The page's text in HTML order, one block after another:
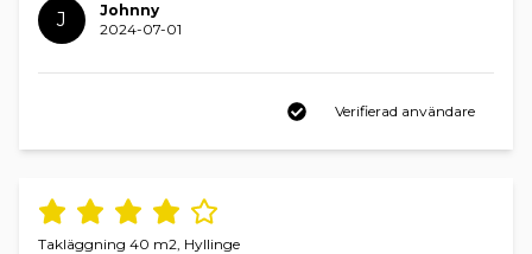
J
Johnny
2024-07-01
Verifierad användare
Takläggning 40 m2, Hyllinge